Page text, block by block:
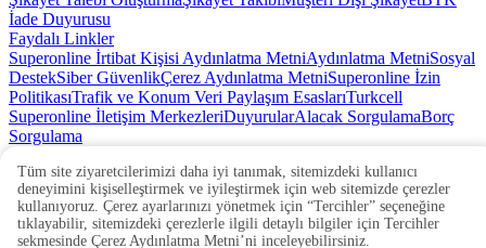
İade Duyurusu
Faydalı Linkler
Superonline İrtibat Kişisi Aydınlatma MetniAydınlatma MetniSosyal
DestekSiber GüvenlikÇerez Aydınlatma MetniSuperonline İzin
PolitikasıTrafik ve Konum Veri Paylaşım EsaslarıTurkcell
Superonline İletişim MerkezleriDuyurularAlacak SorgulamaBorç
Sorgulama
© 2026 Turkcell Superonline